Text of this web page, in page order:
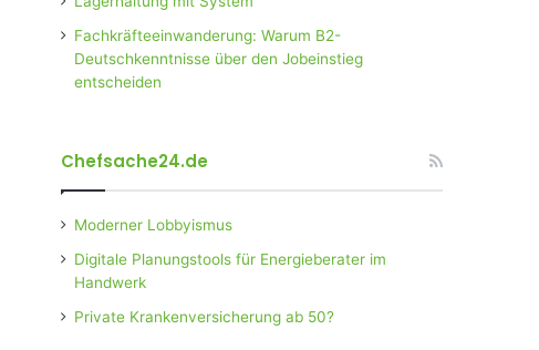
Fachkräfteeinwanderung: Warum B2-
Deutschkenntnisse über den Jobeinstieg
entscheiden
Chefsache24.de
Moderner Lobbyismus
Digitale Planungstools für Energieberater im
Handwerk
Private Krankenversicherung ab 50?